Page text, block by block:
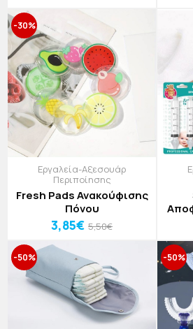
-30%
Εργαλεία-Αξεσουάρ
Περιποίησης
Fresh Pads Ανακούφισης
Πόνου
3,85€ 5,50€
-50% -50%